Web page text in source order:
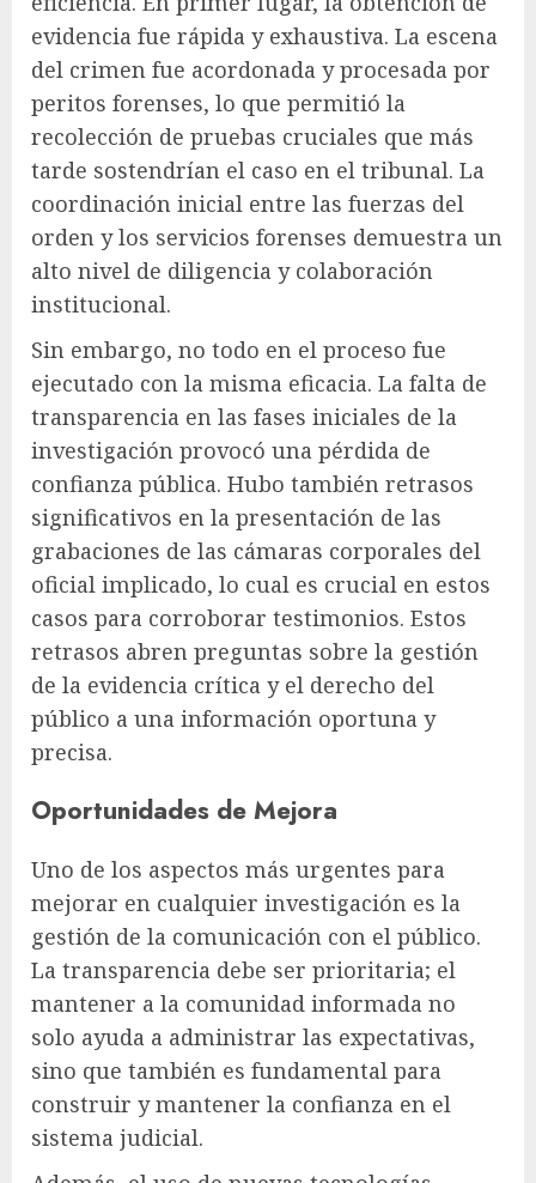
evidencia fue rápida y exhaustiva. La escena
del crimen fue acordonada y procesada por
peritos forenses, lo que permitió la
recolección de pruebas cruciales que más
tarde sostendrían el caso en el tribunal. La
coordinación inicial entre las fuerzas del
orden y los servicios forenses demuestra un
alto nivel de diligencia y colaboración
institucional.
Sin embargo, no todo en el proceso fue
ejecutado con la misma eficacia. La falta de
transparencia en las fases iniciales de la
investigación provocó una pérdida de
confianza pública. Hubo también retrasos
significativos en la presentación de las
grabaciones de las cámaras corporales del
oficial implicado, lo cual es crucial en estos
casos para corroborar testimonios. Estos
retrasos abren preguntas sobre la gestión
de la evidencia crítica y el derecho del
público a una información oportuna y
precisa.
Oportunidades de Mejora
Uno de los aspectos más urgentes para
mejorar en cualquier investigación es la
gestión de la comunicación con el público.
La transparencia debe ser prioritaria; el
mantener a la comunidad informada no
solo ayuda a administrar las expectativas,
sino que también es fundamental para
construir y mantener la confianza en el
sistema judicial.